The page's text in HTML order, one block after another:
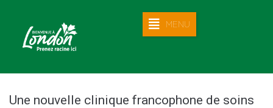
MENU
Une nouvelle clinique francophone de soins